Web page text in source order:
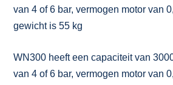
van 4 of 6 bar, vermogen motor van
gewicht is 55 kg
WN300 heeft een capaciteit van
van 4 of 6 bar, vermogen motor van